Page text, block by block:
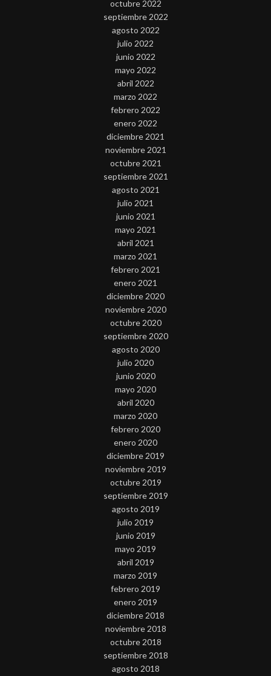
octubre 2022
septiembre 2022
agosto 2022
julio 2022
junio 2022
mayo 2022
abril 2022
marzo 2022
febrero 2022
enero 2022
diciembre 2021
noviembre 2021
octubre 2021
septiembre 2021
agosto 2021
julio 2021
junio 2021
mayo 2021
abril 2021
marzo 2021
febrero 2021
enero 2021
diciembre 2020
noviembre 2020
octubre 2020
septiembre 2020
agosto 2020
julio 2020
junio 2020
mayo 2020
abril 2020
marzo 2020
febrero 2020
enero 2020
diciembre 2019
noviembre 2019
octubre 2019
septiembre 2019
agosto 2019
julio 2019
junio 2019
mayo 2019
abril 2019
marzo 2019
febrero 2019
enero 2019
diciembre 2018
noviembre 2018
octubre 2018
septiembre 2018
agosto 2018